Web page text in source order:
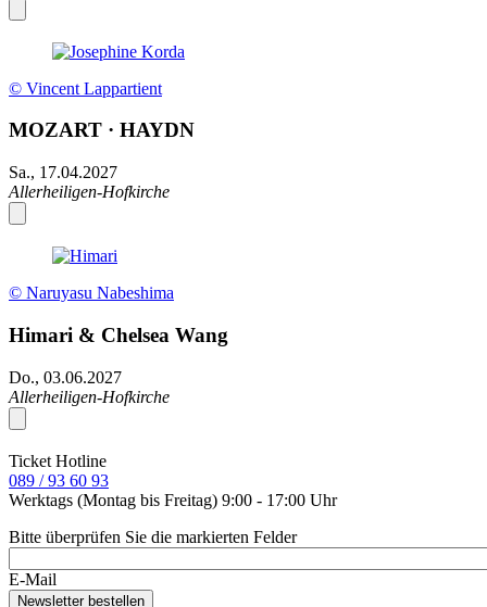
© Vincent Lappartient
MOZART · HAYDN
Sa., 17.04.2027
Allerheiligen-Hofkirche
© Naruyasu Nabeshima
Himari & Chelsea Wang
Do., 03.06.2027
Allerheiligen-Hofkirche
Ticket Hotline
089 / 93 60 93
Werktags (Montag bis Freitag) 9:00 - 17:00 Uhr
Bitte überprüfen Sie die markierten Felder
E-Mail